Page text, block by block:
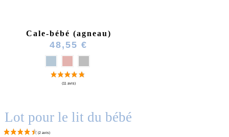
Cale-bébé (agneau)
48,55 €
Lot pour le lit du bébé